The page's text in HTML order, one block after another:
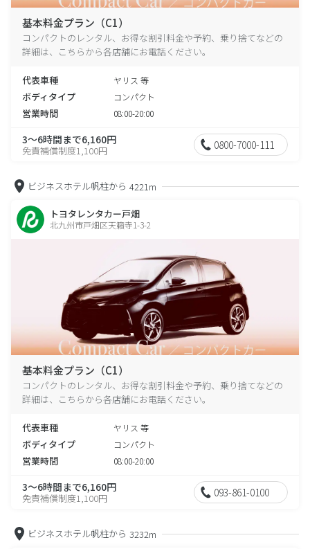
基本料金プラン（C1）
コンパクトのレンタル、お得な割引料金や予約、乗り捨てなどの
詳細は、こちらから各店舗にお電話ください。
代表車種 ヤリス 等
ボディタイプ コンパクト
営業時間 08:00-20:00
3～6時間まで6,160円
免責補償制度1,100円 0800-7000-111
ビジネスホテル帆柱から 4221m
トヨタレンタカー戸畑
北九州市戸畑区天籟寺1-3-2
基本料金プラン（C1）
コンパクトのレンタル、お得な割引料金や予約、乗り捨てなどの
詳細は、こちらから各店舗にお電話ください。
代表車種 ヤリス 等
ボディタイプ コンパクト
営業時間 08:00-20:00
3～6時間まで6,160円
免責補償制度1,100円 093-861-0100
ビジネスホテル帆柱から 3232m